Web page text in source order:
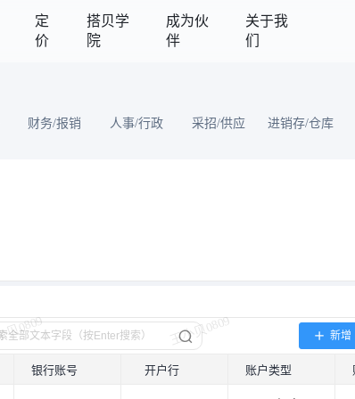
定
价
搭贝学
院
成为伙
伴
关于我
们
财务/报销 人事/行政 采招/供应 进销存/仓库